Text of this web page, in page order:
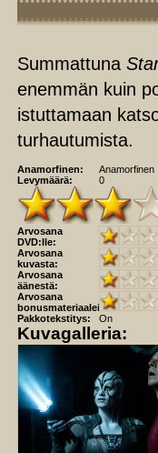
Summattuna
enemmän kuin
istuttamaan
turhautumista.
Anamorfinen:
Anamorfinen
Levymäärä:
0
Arvosana
DVD:lle:
Arvosana
kuvasta:
Arvosana
äänestä:
Arvosana
bonusmateriaaleista:
Pakkotekstitys:
On
Kuvagalleria: